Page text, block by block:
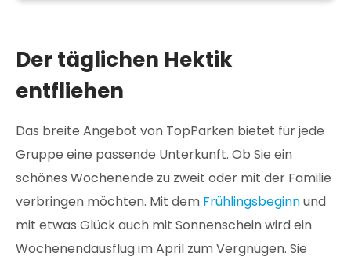
Der täglichen Hektik
entfliehen
Das breite Angebot von TopParken bietet für jede
Gruppe eine passende Unterkunft. Ob Sie ein
schönes Wochenende zu zweit oder mit der Familie
verbringen möchten. Mit dem Frühlingsbeginnund
mit etwas Glück auch mit Sonnenschein wird ein
Wochenendausflug im April zum Vergnügen. Sie